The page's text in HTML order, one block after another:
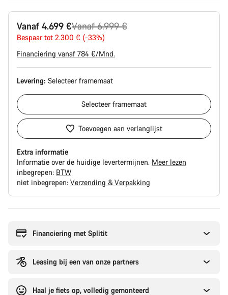
Vanaf 4.699 €
Originele
Prijs
Vanaf 6.999 €
Bespaar tot 2.300 € (-33%)
Financiering vanaf 784 €/Mnd.
Levering: Selecteerframemaat
Selecteerframemaat
Toevoegen aan verlanglijst
Extra informatie
Informatie over de huidige levertermijnen. Meer lezen
inbegrepen: BTW
niet inbegrepen: Verzending & Verpakking
Financiering met Splitit
Leasing bij een van onze partners
Haal je fiets op, volledig gemonteerd